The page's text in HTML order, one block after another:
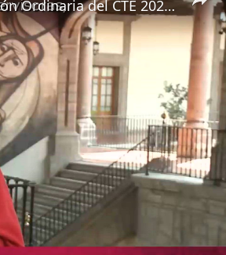
Mensaje de Leticia Ramírez para la Segunda Sesión Ordinaria del CTE 2023-2024: Supervisores y Directores